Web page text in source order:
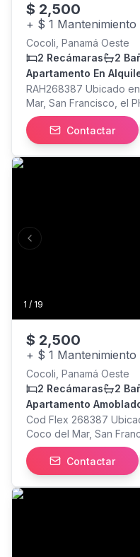
$ 2,500
+ $ 1 Mantenimiento
Cocoli, Panamá Oeste
2 Recámaras
2
Apartamento En
RAH268387 Ubicado
Mar, San Francisco, el
edificios más
su enfoque en un estilo
apartamento de 111 m2
contemporáneo y una
Contactar
1 / 19
Previous slide
$ 2,500
+ $ 1 Mantenimiento
Cocoli, Panamá Oeste
2 Recámaras
2
Apartamento
Cig268387
Cod Flex 268387
Coco del Mar, San
de los edificios más
por su enfoque en un
Este apartamento de
contemporáneo y una
Contactar